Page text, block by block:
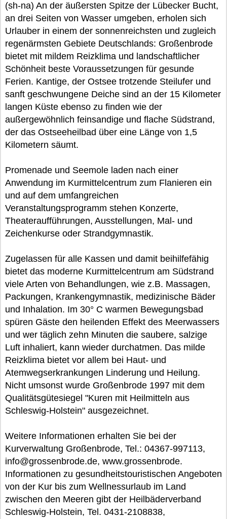
(sh-na) An der äußersten Spitze der Lübecker Bucht,
an drei Seiten von Wasser umgeben, erholen sich
Urlauber in einem der sonnenreichsten und zugleich
regenärmsten Gebiete Deutschlands: Großenbrode
bietet mit mildem Reizklima und landschaftlicher
Schönheit beste Voraussetzungen für gesunde
Ferien. Kantige, der Ostsee trotzende Steilufer und
sanft geschwungene Deiche sind an der 15 Kilometer
langen Küste ebenso zu finden wie der
außergewöhnlich feinsandige und flache Südstrand,
der das Ostseeheilbad über eine Länge von 1,5
Kilometern säumt.
Promenade und Seemole laden nach einer
Anwendung im Kurmittelcentrum zum Flanieren ein
und auf dem umfangreichen
Veranstaltungsprogramm stehen Konzerte,
Theateraufführungen, Ausstellungen, Mal- und
Zeichenkurse oder Strandgymnastik.
Zugelassen für alle Kassen und damit beihilfefähig
bietet das moderne Kurmittelcentrum am Südstrand
viele Arten von Behandlungen, wie z.B. Massagen,
Packungen, Krankengymnastik, medizinische Bäder
und Inhalation. Im 30° C warmen Bewegungsbad
spüren Gäste den heilenden Effekt des Meerwassers
und wer täglich zehn Minuten die saubere, salzige
Luft inhaliert, kann wieder durchatmen. Das milde
Reizklima bietet vor allem bei Haut- und
Atemwegserkrankungen Linderung und Heilung.
Nicht umsonst wurde Großenbrode 1997 mit dem
Qualitätsgütesiegel "Kuren mit Heilmitteln aus
Schleswig-Holstein" ausgezeichnet.
Weitere Informationen erhalten Sie bei der
Kurverwaltung Großenbrode, Tel.: 04367-997113,
info@grossenbrode.de, www.grossenbrode.
Informationen zu gesundheitstouristischen Angeboten
von der Kur bis zum Wellnessurlaub im Land
zwischen den Meeren gibt der Heilbäderverband
Schleswig-Holstein, Tel. 0431-2108838,